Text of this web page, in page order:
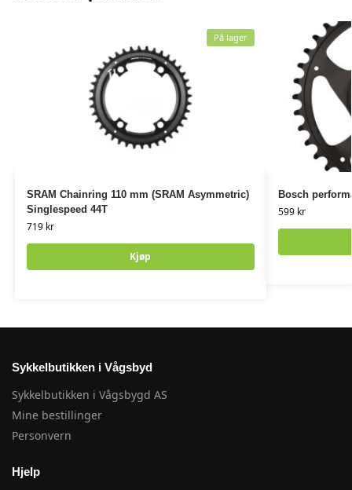
SRAM Chainring 110 mm (SRAM Asymmetric)
Singlespeed 44T
719 kr
Kjøp
På lager
Bosch
599 kr
Sykkelbutikken i Vågsbyd
Sykkelbutikken i Vågsbygd AS
Mine bestillinger
Personvern
Hjelp